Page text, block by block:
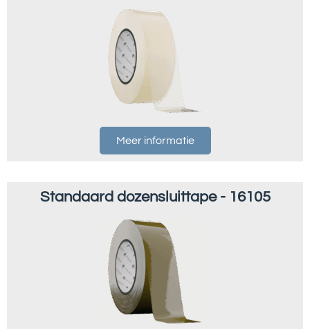
Meer informatie
Standaard dozensluittape - 16105